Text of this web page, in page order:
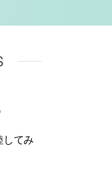
してみ